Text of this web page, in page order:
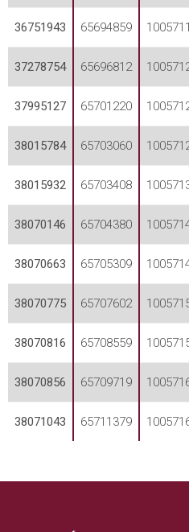
36751943 65694859
37278754 65696812
37995127 65701220
38015784 65703060
38015932 65703408
38070146 65704380
38070663 65705309
38070775 65707602
38070816 65708559
38070856 65709719
38071043 65711379